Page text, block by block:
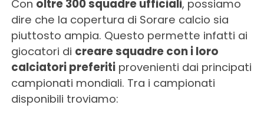
Con oltre 300 squadre ufficiali, possiamo
dire che la copertura di Sorare calcio sia
piuttosto ampia. Questo permette infatti ai
giocatori di creare squadre con i loro
calciatori preferitiprovenienti dai principati
campionati mondiali. Tra i campionati
disponibili troviamo: